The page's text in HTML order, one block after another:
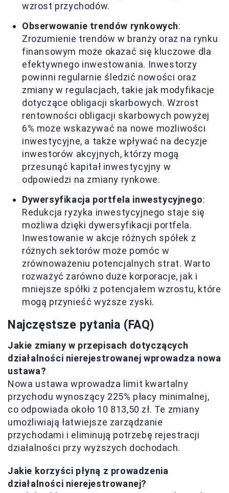
wzrost przychodów.
Obserwowanie trendów rynkowych:
Zrozumienie trendów w branży oraz na rynku
finansowym może okazać się kluczowe dla
efektywnego inwestowania. Inwestorzy
powinni regularnie śledzić nowości oraz
zmiany w regulacjach, takie jak modyfikacje
dotyczące obligacji skarbowych. Wzrost
rentowności obligacji skarbowych powyżej
6% może wskazywać na nowe możliwości
inwestycyjne, a także wpływać na decyzje
inwestorów akcyjnych, którzy mogą
przesunąć kapitał inwestycyjny w
odpowiedzi na zmiany rynkowe.
Dywersyfikacja portfela inwestycyjnego:
Redukcja ryzyka inwestycyjnego staje się
możliwa dzięki dywersyfikacji portfela.
Inwestowanie w akcje różnych spółek z
różnych sektorów może pomóc w
zrównoważeniu potencjalnych strat. Warto
rozważyć zarówno duże korporacje, jak i
mniejsze spółki z potencjałem wzrostu, które
mogą przynieść wyższe zyski.
Najczęstsze pytania (FAQ)
Jakie zmiany w przepisach dotyczących
działalności nierejestrowanej wprowadza nowa
ustawa?
Nowa ustawa wprowadza limit kwartalny
przychodu wynoszący 225% płacy minimalnej,
co odpowiada około 10 813,50 zł. Te zmiany
umożliwiają łatwiejsze zarządzanie
przychodami i eliminują potrzebę rejestracji
działalności przy wyższych dochodach.
Jakie korzyści płyną z prowadzenia
działalności nierejestrowanej?